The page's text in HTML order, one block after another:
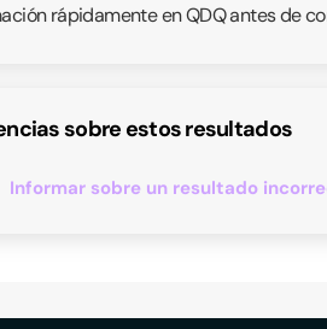
rápidamente en QDQ antes de
sobre estos resultados
Informar sobre un resultado